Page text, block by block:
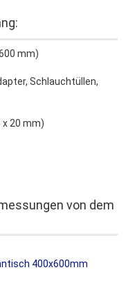
mm)
Schlauchtüllen,
20 mm)
von dem